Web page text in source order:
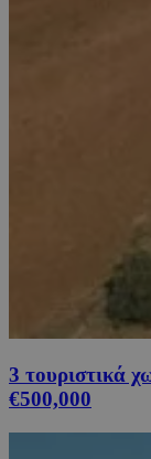
3 τουριστικά
€500,000